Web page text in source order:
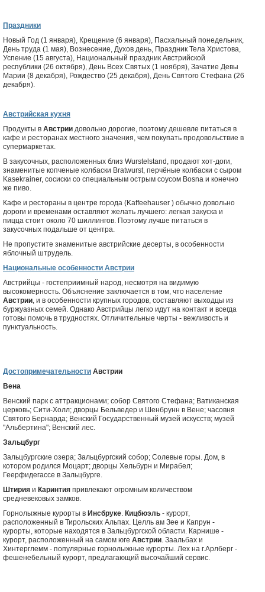
Праздники
Новый Год (1 января), Крещение (6 января), Пасхальный понедельник,
День труда (1 мая), Вознесение, Духов день, Праздник Тела Христова,
Успение (15 августа), Национальный праздник Австрийской
республики (26 октября), День Всех Святых (1 ноября), Зачатие Девы
Марии (8 декабря), Рождество (25 декабря), День Святого Стефана (26
декабря).
Австрийская кухня
Продукты в Австрии довольно дорогие, поэтому дешевле питаться в
кафе и ресторанах местного значения, чем покупать продовольствие в
супермаркетах.
В закусочных, расположенных близ Wurstelstand, продают хот-доги,
знаменитые копченые колбаски Bratwurst, перчёные колбаски с сыром
Kasekrainer, сосиски со специальным острым соусом Bosna и конечно
же пиво.
Кафе и рестораны в центре города (Kaffeehauser ) обычно довольно
дороги и временами оставляют желать лучшего: легкая закуска и
пицца стоит около 70 шиллингов. Поэтому лучше питаться в
закусочных подальше от центра.
Не пропустите знаменитые австрийские десерты, в особенности
яблочный штрудель.
Национальные особенности Австрии
Австрийцы - гостеприимный народ, несмотря на видимую
высокомерность. Объяснение заключается в том, что население
Австрии, и в особенности крупных городов, составляют выходцы из
буржуазных семей. Однако Австрийцы легко идут на контакт и всегда
готовы помочь в трудностях. Отличительные черты - вежливость и
пунктуальность.
Достопримечательности Австрии
Вена
Венский парк с аттракционами; собор Святого Стефана; Ватиканская
церковь; Сити-Холл; дворцы Бельведер и Шенбрунн в Вене; часовня
Святого Бернарда; Венский Государственный музей искусств; музей
"Альбертина"; Венский лес.
Зальцбург
Зальцбургские озера; Зальцбургский собор; Солевые горы. Дом, в
котором родился Моцарт; дворцы Хельбурн и Мирабел;
Геерфидегассе в Зальцбурге.
Штирия и Каринтия привлекают огромным количеством
средневековых замков.
Горнолыжные курорты в Инсбруке. Кицбюэль - курорт,
расположенный в Тирольских Альпах. Целль ам Зее и Капрун -
курорты, которые находятся в Зальцбургской области. Карнише -
курорт, расположенный на самом юге Австрии. Заальбах и
Хинтерглемм - популярные горнолыжные курорты. Лех на г.Арлберг -
фешенебельный курорт, предлагающий высочайший сервис.